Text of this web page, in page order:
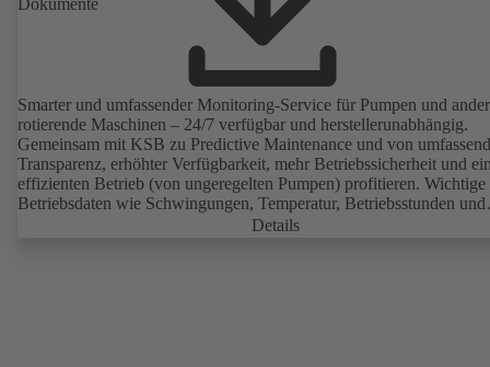
Dokumente
Smarter und umfassender Monitoring-Service für Pumpen und
rotierende Maschinen – 24/7 verfügbar und herstellerunabhängig.
Gemeinsam mit KSB zu Predictive Maintenance und von
Transparenz, erhöhter Verfügbarkeit, mehr Betriebssicherheit und
effizienten Betrieb (von ungeregelten Pumpen) profitieren. Wichtige
Betriebsdaten wie Schwingungen, Temperatur, Betriebsstunden und
Lastzustand (von ungeregelten Pumpen) sind mit KSB Guard
Details